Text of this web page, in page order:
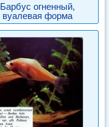
Барбус огненный,
вуалевая форма